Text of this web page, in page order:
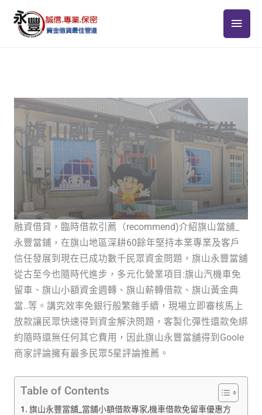
主
單
旗山融資借貸，臨時借
款引薦
融資借貸，臨時借款引薦（recommend)介紹旗山當舖_
永豐當鋪，在旗山地區深耕60餘年堅持本業專業及客戶
信任發展到現在已成功數千民眾資金問題，旗山永豐當舖
從古至今也隨時代進步，多元化營業項目:旗山汽機車免
留車、旗山小額資金週轉、旗山薪轉借款、旗山黃金典
當..等。講究效率免銀行般繁雜手續，現場立即審核馬上
放款讓民眾快速得到資金解決問題，客製化彈性還款免綁
約隨時還無任何其它費用，因此旗山永豐當舖得到Goole
商家評論擁有最多民眾5星評論推薦。
Table of Contents
旗山永豐當舖_當舖小額借款專家,機車借款免留車優惠方